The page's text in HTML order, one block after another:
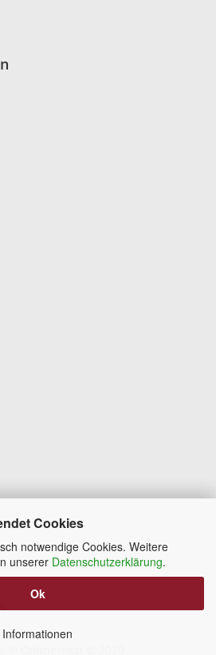
Cookies
notwendige Cookies. Weitere
unserer Datenschutzerklärung.
Ok
Informationen